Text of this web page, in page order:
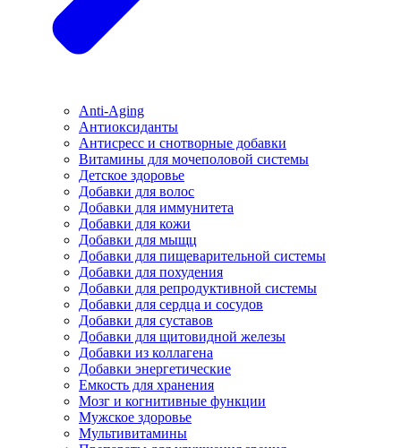
Anti-Aging
Антиоксиданты
Антисресс и снотворные добавки
Витамины для мочеполовой системы
Детское здоровье
Добавки для волос
Добавки для иммунитета
Добавки для кожи
Добавки для мыщц
Добавки для пищеварительной системы
Добавки для похудения
Добавки для репродуктивной системы
Добавки для сердца и сосудов
Добавки для суставов
Добавки для щитовидной железы
Добавки из коллагена
Добавки энергетические
Емкость для хранения
Мозг и когнитивные функции
Мужское здоровье
Мультивитамины